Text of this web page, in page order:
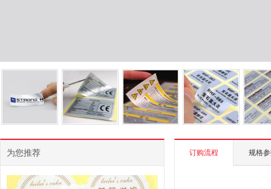
为您推荐 订购流程 规格